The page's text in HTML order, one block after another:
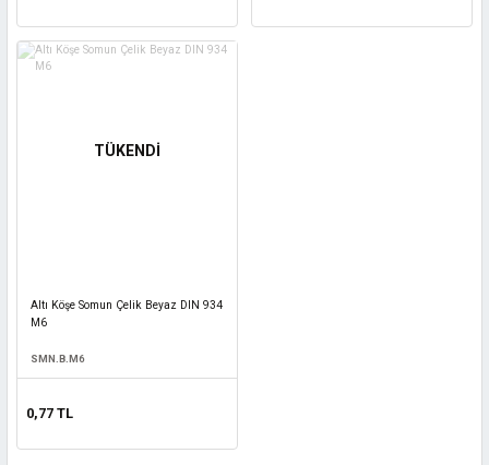
TÜKENDİ
Altı Köşe Somun Çelik Beyaz DIN 934
M6
SMN.B.M6
0,77 TL